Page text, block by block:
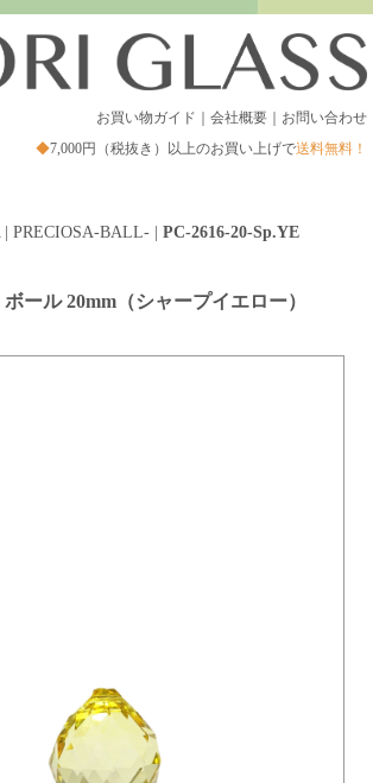
お買い物ガイド ｜ 会社概要 ｜ お問い合わせ
◆7,000円（税抜き）以上のお買い上げで送料無料！
| PRECIOSA-BALL- | PC-2616-20-Sp.YE
ール 20mm（シャープイエロー）